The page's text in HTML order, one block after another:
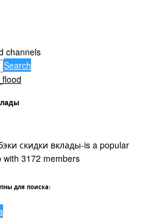
channels
Search
скидки вклады-is a popular
with 3172 members
для поиска: